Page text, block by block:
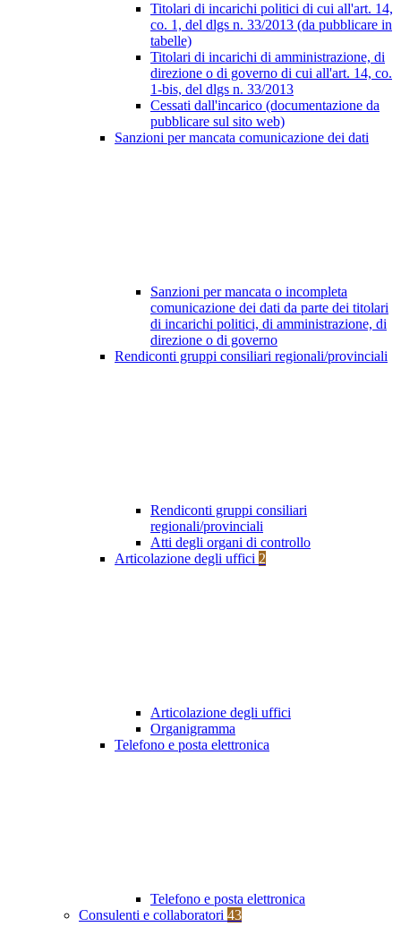
Titolari di incarichi politici di cui all'art. 14,
co. 1, del dlgs n. 33/2013 (da pubblicare in
tabelle)
Titolari di incarichi di amministrazione, di
direzione o di governo di cui all'art. 14, co.
1-bis, del dlgs n. 33/2013
Cessati dall'incarico (documentazione da
pubblicare sul sito web)
Sanzioni per mancata comunicazione dei dati
Sanzioni per mancata o incompleta
comunicazione dei dati da parte dei titolari
di incarichi politici, di amministrazione, di
direzione o di governo
Rendiconti gruppi consiliari regionali/provinciali
Rendiconti gruppi consiliari
regionali/provinciali
Atti degli organi di controllo
Articolazione degli uffici 2
Articolazione degli uffici
Organigramma
Telefono e posta elettronica
Telefono e posta elettronica
Consulenti e collaboratori 43